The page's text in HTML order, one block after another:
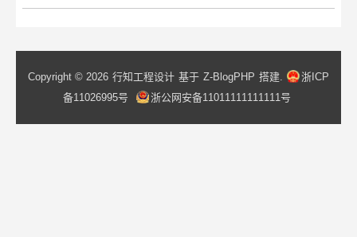
Copyright © 2026 行知工程设计 基于 Z-BlogPHP 搭建.
浙ICP
备11026995号
浙公网安备11011111111111号